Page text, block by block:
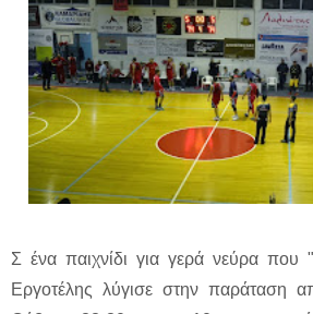
Σ ένα παιχνίδι για γερά νεύρα που
Εργοτέλης λύγισε στην παράταση